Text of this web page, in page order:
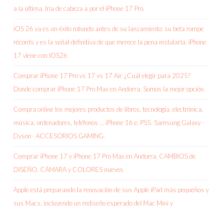
a la última. Iría de cabeza a por el iPhone 17 Pro.
iOS 26 ya es un éxito rotundo antes de su lanzamiento: su beta rompe
récords y es la señal definitiva de que merece la pena instalarla. iPhone
17 viene con IOS26
Comprar iPhone 17 Pro vs 17 vs 17 Air. ¿Cuál elegir para 2025?
Donde comprar iPhone 17 Pro Max en Andorra. Somos la mejor opción.
Compra online los mejores productos de libros, tecnología, electrónica,
música, ordenadores, teléfonos … iPhone 16 e. PS5. Samsung Galaxy ·
Dyson · ACCESORIOS GAMING.
Comprar iPhone 17 y iPhone 17 Pro Max en Andorra, CAMBIOS de
DISEÑO, CÁMARA y COLORES nuevos
Apple está preparando la renovación de sus Apple iPad más pequeños y
sus Macs, incluyendo un rediseño esperado del Mac Mini y